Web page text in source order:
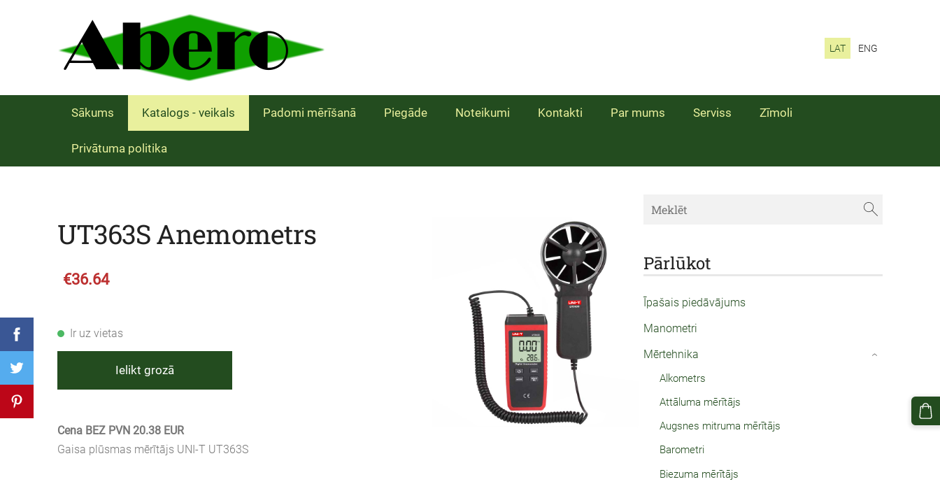
LAT ENG
Sākums Katalogs - veikals Padomi mērīšanā Piegāde Noteikumi Kontakti Par mums Serviss Zīmoli
Privātuma politika
Pārlūkot
Īpašais piedāvājums
Manometri
Mērtehnika
Alkometrs
Attāluma mērītājs
Augsnes mitruma mērītājs
Barometri
Biezuma mērītājs
›
UT363S Anemometrs
€36.64
Ir uz vietas
Ielikt grozā
Cena BEZ PVN 20.38 EUR
Gaisa plūsmas mērītājs UNI-T UT363S